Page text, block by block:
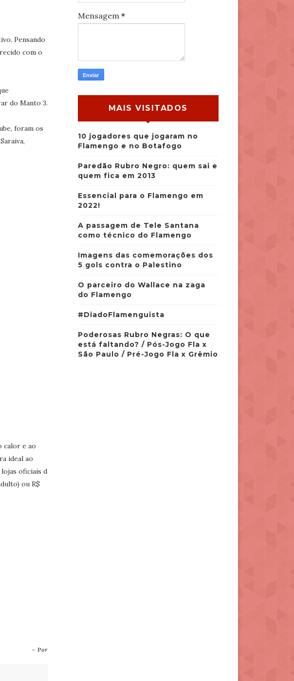
Pensando
com o
do Manto 3.
foram os
calor e ao
ideal ao
oficiais do
ou R$
- Por
Mensagem *
MAIS VISITADOS
10 jogadores que jogaram no
Flamengo e no Botafogo
Paredão Rubro Negro: quem sai e
quem fica em 2013
Essencial para o Flamengo em
2022!
A passagem de Tele Santana
como técnico do Flamengo
Imagens das comemorações dos
5 gols contra o Palestino
O parceiro do Wallace na zaga
do Flamengo
#DiadoFlamenguista
Poderosas Rubro Negras: O que
está faltando? / Pós-Jogo Fla x
São Paulo / Pré-Jogo Fla x Grêmio